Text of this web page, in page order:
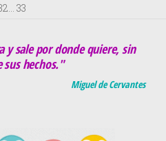
33
y sale por donde quiere, sin
sus hechos."
Miguel de Cervantes